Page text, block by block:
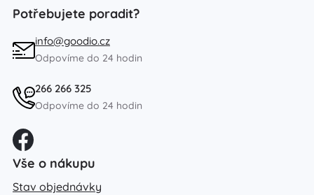
Potřebujete poradit?
info@goodio.cz
Odpovíme do 24 hodin
266 266 325
Odpovíme do 24 hodin
Vše o nákupu
Stav objednávky